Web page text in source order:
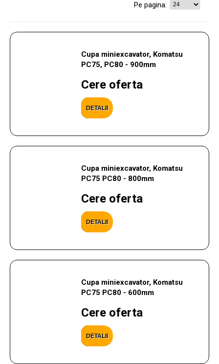
Pe pagina:
Cupa miniexcavator, Komatsu
PC75, PC80 - 900mm
Cere oferta
DETALII
Cupa miniexcavator, Komatsu
PC75 PC80 - 800mm
Cere oferta
DETALII
Cupa miniexcavator, Komatsu
PC75 PC80 - 600mm
Cere oferta
DETALII